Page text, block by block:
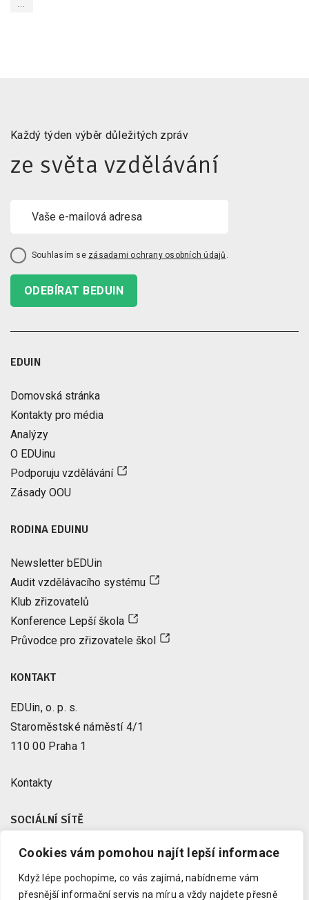
Cookies vám pomohou najít lepší informace
Když lépe pochopíme, co vás zajímá, nabídneme vám
přesnější informační servis na míru a vždy najdete přesně
Každý týden výběr důležitých zpráv
ze světa vzdělávání
Souhlasím se zásadami ochrany osobních údajů
ODEBÍRAT BEDUIN
EDUIN
Domovská stránka
Kontakty pro média
Analýzy
O EDUinu
Podporuju vzdělávání
Zásady OOU
RODINA EDUINU
Newsletter bEDUin
Audit vzdělávacího systému
Klub zřizovatelů
Konference Lepší škola
Průvodce pro zřizovatele škol
KONTAKT
EDUin, o. p. s.
Staroměstské náměstí 4/1
110 00 Praha 1
Kontakty
SOCIÁLNÍ SÍTĚ
Facebook
Instagram